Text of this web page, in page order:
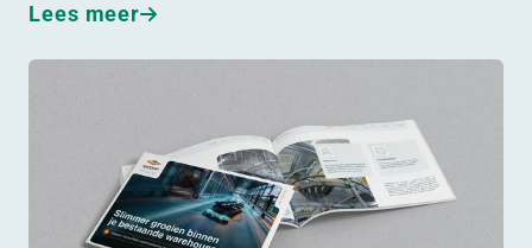
Lees meer